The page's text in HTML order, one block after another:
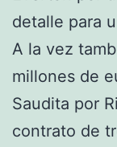
detalle para
A la vez
millones de
Saudita por
contrato de